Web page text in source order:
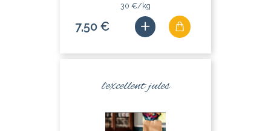
30 €/kg
7,50 €
l'excellent jules